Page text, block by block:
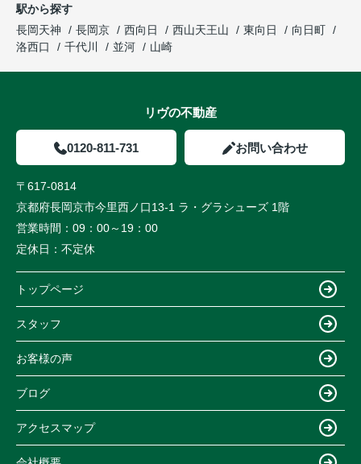
駅から探す
長岡天神
長岡京 西向日 西山天王山 東向日
向日町
洛西口
千代川 並河 山崎
リヴの不動産
0120-811-731 お問い合わせ
〒617-0814
京都府長岡京市今里西ノ口13-1 ラ・グラシューズ 1階
営業時間： 09：00～19：00
定休日： 不定休
トップページ
スタッフ
お客様の声
ブログ
アクセスマップ